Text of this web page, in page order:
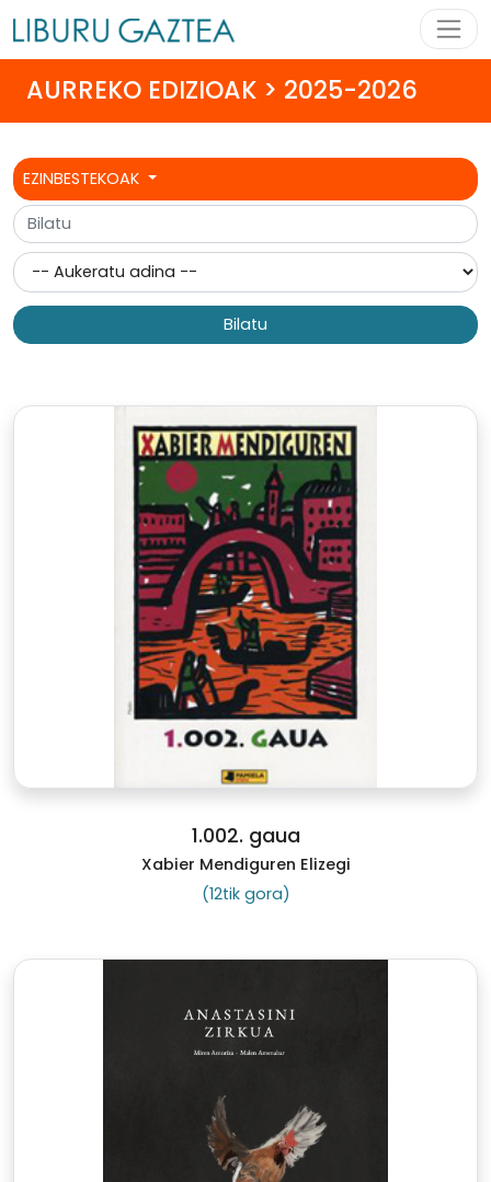
AURREKO EDIZIOAK > 2025-2026
EZINBESTEKOAK
Bilatu
1.002. gaua
Xabier Mendiguren Elizegi
(12tik gora)